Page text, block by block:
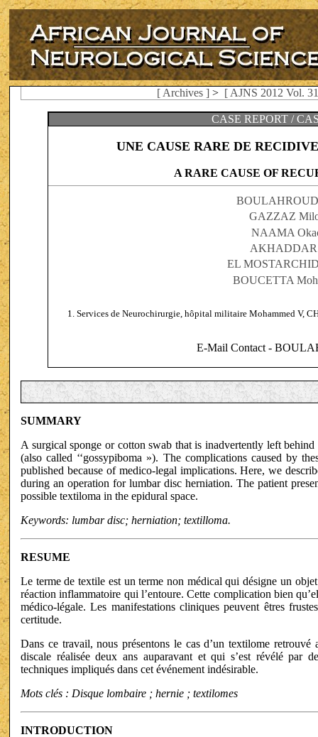
[ Archives ] > [ AJNS 2012 Vol.
CASE REPORT /
UNE CAUSE RARE DE
A RARE CAUSE OF
GAZZAZ
NAAMA
EL
BOUCETTA
Services de Neurochirurgie, hôpital militaire Mohammed V,
E-Mail Contact -
SUMMARY
A surgical sponge or cotton swab that is inadvertently left
(also called ‘‘gossypiboma »). The complications caused by
published because of medico-legal implications. Here, we
during an operation for lumbar disc herniation. The patient
possible textiloma in the epidural space.
Keywords: lumbar disc; herniation; textilloma.
RESUME
Le terme de textile est un terme non médical qui désigne un
réaction inflammatoire qui l’entoure. Cette complication bien
médico-légale. Les manifestations cliniques peuvent êtres
certitude.
Dans ce travail, nous présentons le cas d’un textilome retrouvé
discale réalisée deux ans auparavant et qui s’est révélé par
techniques impliqués dans cet événement indésirable.
Mots clés : Disque lombaire ; hernie ; textilomes
INTRODUCTION